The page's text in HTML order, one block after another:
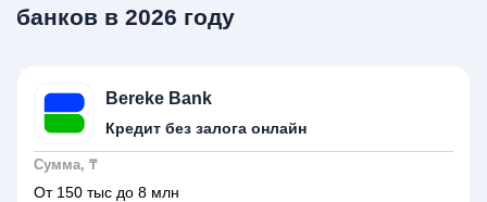
банков в 2026 году
Bereke Bank
Кредит без залога онлайн
Сумма, ₸
От 150 тыс до 8 млн